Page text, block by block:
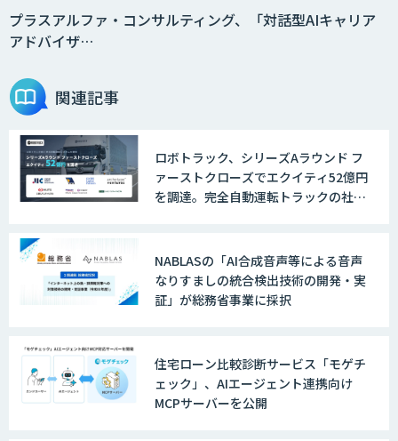
プラスアルファ・コンサルティング、「対話型AIキャリア
アドバイザ…
関連記事
ロボトラック、シリーズAラウンド フ
ァーストクローズでエクイティ52億円
を調達。完全自動運転トラックの社会
NABLASの「AI合成音声等による音声
なりすましの統合検出技術の開発・実
証」が総務省事業に採択
住宅ローン比較診断サービス「モゲチ
ェック」、AIエージェント連携向け
MCPサーバーを公開